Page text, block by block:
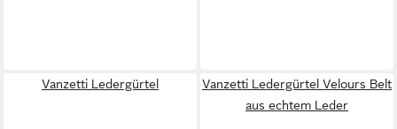
Vanzetti Ledergürtel
Vanzetti Ledergürtel Velours Belt
aus echtem Leder